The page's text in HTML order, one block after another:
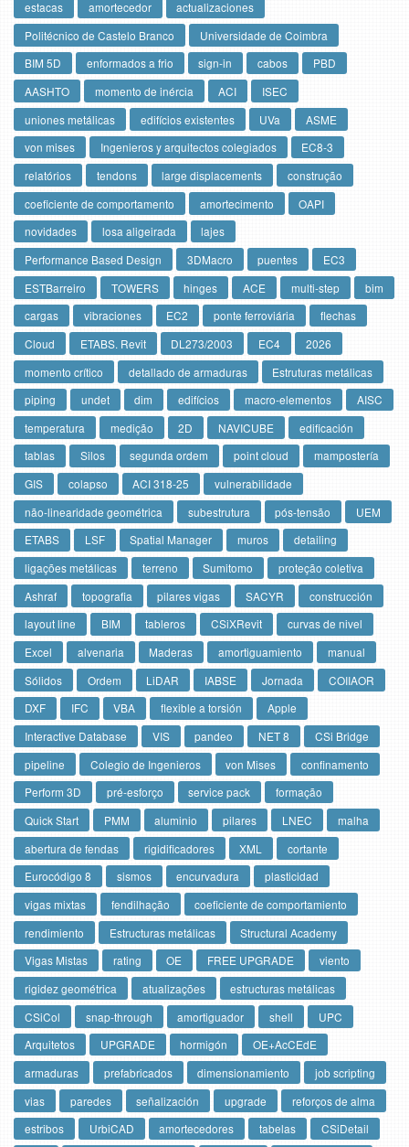
estacas amortecedor
actualizaciones
Politécnico de Castelo Branco
Universidade de Coimbra
BIM 5D
enformados a frio sign-in cabos
PBD
AASHTO
momento de inércia ACI
ISEC
uniones metálicas
edifícios existentes UVa
ASME
von mises
Ingenieros y arquitectos colegiados
EC8-3
relatórios
tendons large displacements
construção
coeficiente de comportamento
amortecimento
OAPI
novidades
losa aligeirada
lajes
Performance Based Design
3DMacro puentes
EC3
ESTBarreiro
TOWERS hinges ACE multi-step
bim
cargas
vibraciones EC2 ponte ferroviária
flechas
Cloud
ETABS. Revit DL273/2003 EC4
2026
momento crítico
detallado de armaduras
Estruturas metálicas
piping
undet dim edifícios macro-elementos
AISC
temperatura
medição 2D NAVICUBE
edificación
tablas
Silos segunda ordem point cloud
mampostería
GIS
colapso ACI 318-25
vulnerabilidade
não-linearidade geométrica
subestrutura pós-tensão
UEM
ETABS
LSF Spatial Manager muros
detailing
ligações metálicas
terreno Sumitomo
proteção coletiva
Ashraf
topografia pilares vigas SACYR
construcción
layout line
BIM tableros CSiXRevit
curvas de nivel
Excel
alvenaria Maderas amortiguamiento
manual
Sólidos
Ordem LiDAR IABSE Jornada
COIIAOR
DXF
IFC VBA flexible a torsión
Apple
Interactive Database
VIS pandeo NET 8
CSi Bridge
pipeline
Colegio de Ingenieros von Mises
confinamento
Perform 3D
pré-esforço service pack
formação
Quick Start
PMM aluminio pilares LNEC
malha
abertura de fendas
rigidificadores XML
cortante
Eurocódigo 8
sismos encurvadura
plasticidad
vigas mixtas
fendilhação
coeficiente de comportamiento
rendimiento
Estructuras metálicas
Structural Academy
Vigas Mistas
rating OE FREE UPGRADE
viento
rigidez geométrica
atualizações
estructuras metálicas
CSiCol
snap-through amortiguador shell
UPC
Arquitetos
UPGRADE hormigón
OE+AcCEdE
armaduras
prefabricados dimensionamiento
job scripting
vias
paredes señalización upgrade
reforços de alma
estribos
UrbiCAD amortecedores tabelas
CSiDetail